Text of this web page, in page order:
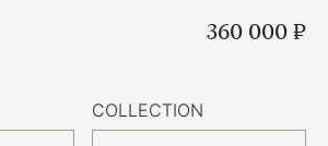
360 000 ₽
COLLECTION